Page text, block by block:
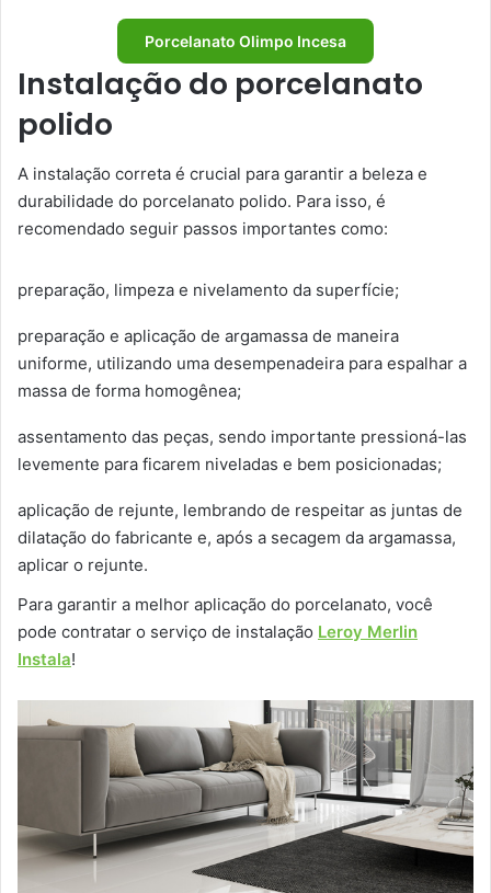
Porcelanato Olimpo Incesa
Instalação do porcelanato
polido
A instalação correta é crucial para garantir a beleza e
durabilidade do porcelanato polido. Para isso, é
recomendado seguir passos importantes como:
preparação, limpeza e nivelamento da superfície;
preparação e aplicação de argamassa de maneira
uniforme, utilizando uma desempenadeira para espalhar a
massa de forma homogênea;
assentamento das peças, sendo importante pressioná-las
levemente para ficarem niveladas e bem posicionadas;
aplicação de rejunte, lembrando de respeitar as juntas de
dilatação do fabricante e, após a secagem da argamassa,
aplicar o rejunte.
Para garantir a melhor aplicação do porcelanato, você
pode contratar o serviço de instalação Leroy Merlin
Instala!